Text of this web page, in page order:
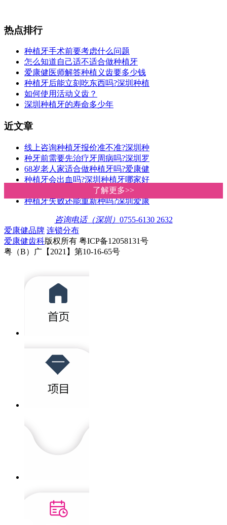
了解更多>>
了解更多>>
热点排行
种植牙手术前要考虑什么问题
怎么知道自己适不适合做种植牙
爱康健医师解答种植义齿要多少钱
种植牙后能立刻吃东西吗?深圳种植
如何使用活动义齿？
深圳种植牙的寿命多少年
近文章
线上咨询种植牙报价准不准?深圳种
种牙前需要先治疗牙周病吗?深圳罗
68岁老人家适合做种植牙吗?爱康健
种植牙会出血吗?深圳种植牙哪家好
深圳种植牙价格多少钱一颗?爱康健
种植牙失败还能重新种吗?深圳爱康
咨询电话（深圳） 0755-6130 2632
爱康健品牌 连锁分布
爱康健齿科版权所有 粤ICP备12058131号
粤（B）广【2021】第10-16-65号